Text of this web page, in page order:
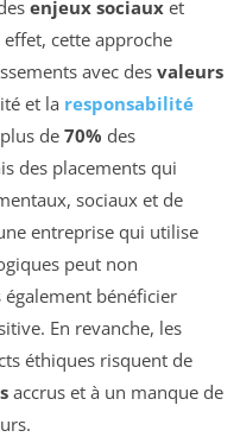
enjeux sociaux et
effet, cette approche
avec des valeurs
et la responsabilité
de 70% des
des placements qui
sociaux et de
entreprise qui utilise
peut non
bénéficier
En revanche, les
éthiques risquent de
accrus et à un manque de